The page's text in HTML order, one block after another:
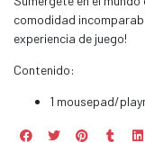
comodidad
experiencia de juego!
Contenido:
1 mousepad/